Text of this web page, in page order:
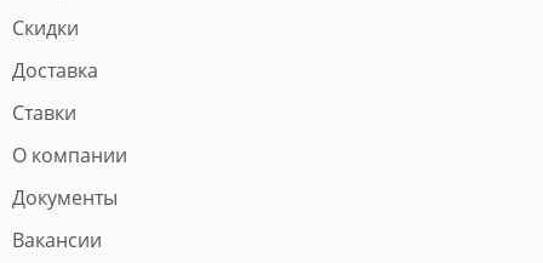
Скидки
Доставка
Ставки
О компании
Документы
Вакансии